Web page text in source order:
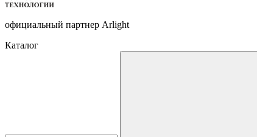
официальный партнер Arlight
Каталог